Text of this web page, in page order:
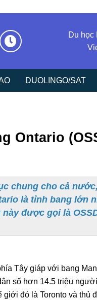
Du học
DUOLINGO/SAT
Ontario
chung cho cả
là tỉnh bang lớn
được gọi là
Tây giáp với bang
số hơn 14.5 triệu
đó là Toronto và thủ